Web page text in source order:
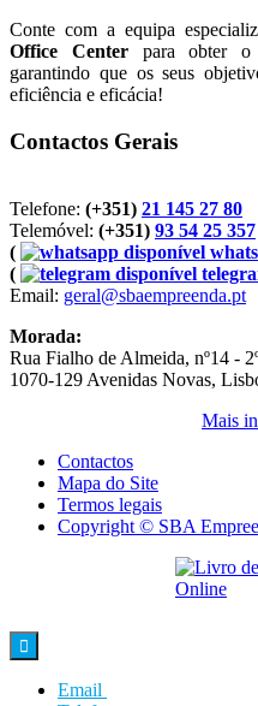
Conte com a equipa
Office Centerpara obter o
garantindo que os seus
eficiência e eficácia!
Contactos Gerais
Telefone: (+351) 21 145 27 80
Telemóvel: (+351) 93 54 25 357
(
(
Email: geral@sbaempreenda.pt
Morada:
Rua Fialho de Almeida, nº14 -
1070-129 Avenidas Novas,
Mais
Contactos
Mapa do Site
Termos legais
Copyright © SBA

Email